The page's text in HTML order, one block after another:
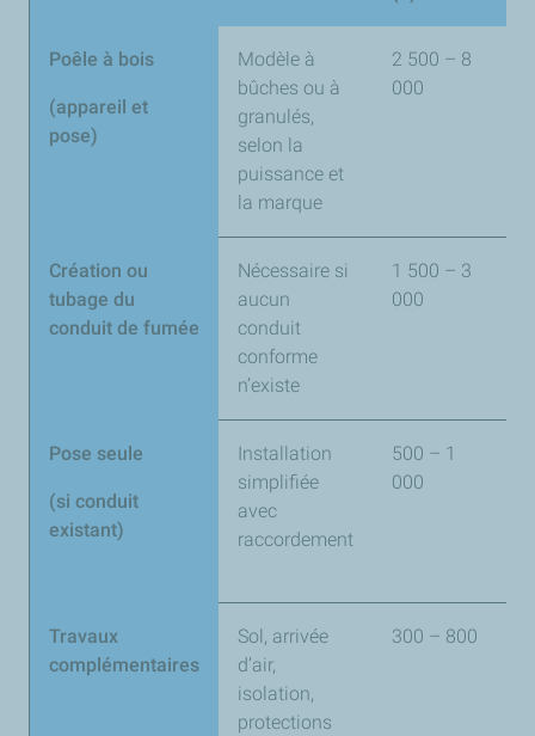
Poêle à bois
(appareil et
pose)
Modèle à
bûches ou à
granulés,
selon la
puissance et
la marque
2 500 – 8
000
Création ou
tubage du
conduit de fumée
Nécessaire si
aucun
conduit
conforme
n’existe
1 500 – 3
000
Pose seule
(si conduit
existant)
Installation
simplifiée
avec
raccordement
500 – 1
000
Travaux
complémentaires
Sol, arrivée
d’air,
isolation,
protections
300 – 800